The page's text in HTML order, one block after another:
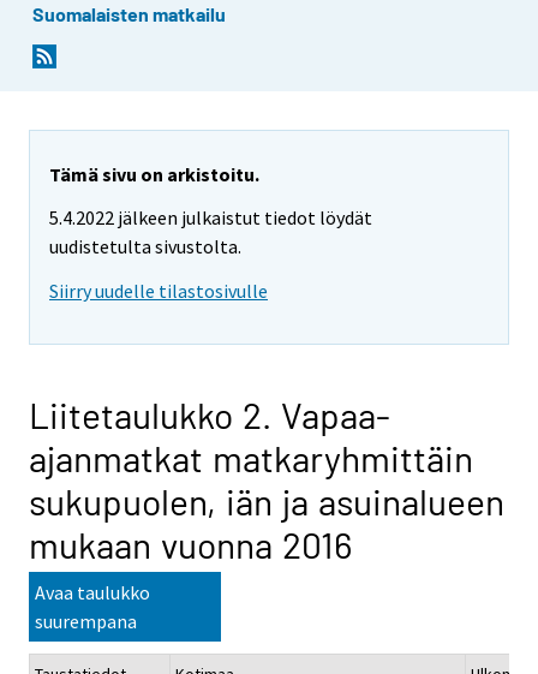
Suomalaisten matkailu
Tämä sivu on arkistoitu.
5.4.2022 jälkeen julkaistut tiedot löydät
uudistetulta sivustolta.
Siirry uudelle tilastosivulle
Liitetaulukko 2. Vapaa-
ajanmatkat matkaryhmittäin
sukupuolen, iän ja asuinalueen
mukaan vuonna 2016
Avaa taulukko
suurempana